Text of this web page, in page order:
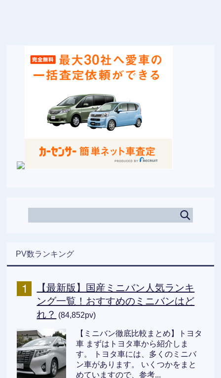
PV数ランキング
【最新版】国産ミニバン人気ランキ
ング一覧！おすすめのミニバンはど
れ？ (84,852pv)
【ミニバン徹底比較まとめ】トヨタ
車 まずはトヨタ車から紹介しま
す。 トヨタ車には、多くのミニバ
ン車があります。 いくつかをまと
めていますので、参考...